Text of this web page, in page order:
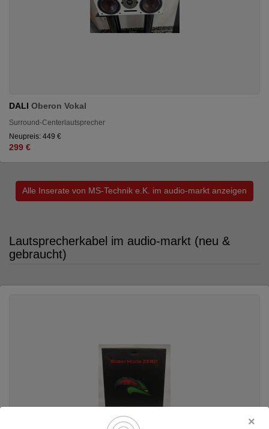
DALI Oberon Vokal
Surround-Centerlautsprecher
Neupreis: 449 €
299 €
Alle Inserate von MS-Technik e.K. im audio-markt anzeigen
Lautsprecherkabel im audio-markt (neu &
gebraucht)